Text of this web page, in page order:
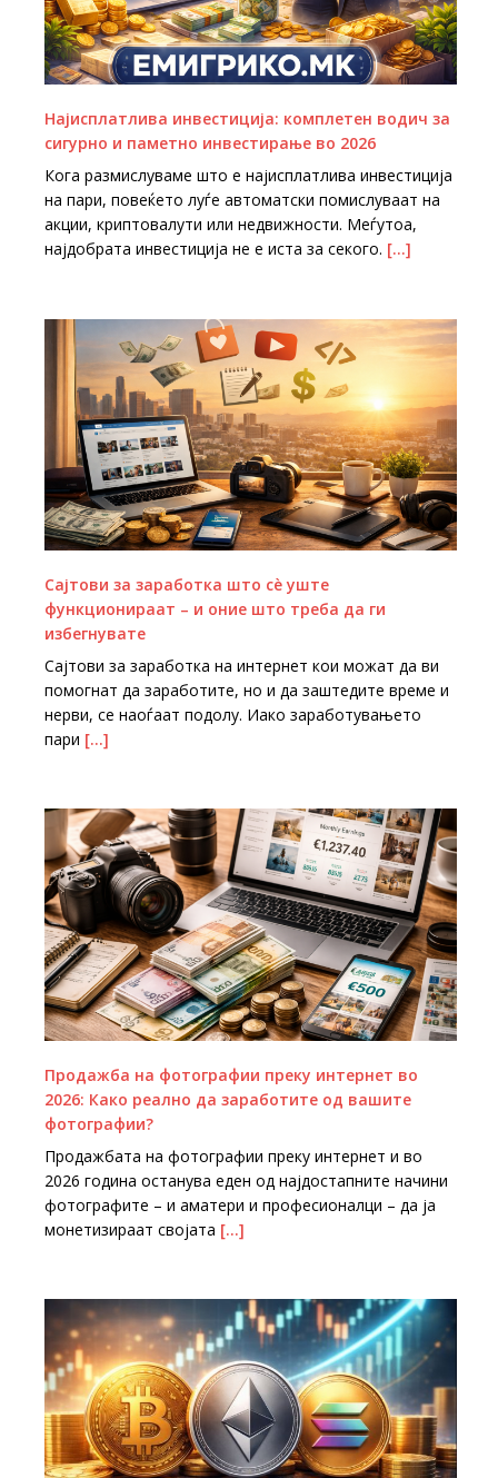
Најисплатлива инвестиција: комплетен водич за
сигурно и паметно инвестирање во 2026
Кога размислуваме што е најисплатлива инвестиција
на пари, повеќето луѓе автоматски помислуваат на
акции, криптовалути или недвижности. Меѓутоа,
најдобрата инвестиција не е иста за секого. […]
Сајтови за заработка што сè уште
функционираат – и оние што треба да ги
избегнувате
Сајтови за заработка на интернет кои можат да ви
помогнат да заработите, но и да заштедите време и
нерви, се наоѓаат подолу. Иако заработувањето
пари […]
Продажба на фотографии преку интернет во
2026: Како реално да заработите од вашите
фотографии?
Продажбата на фотографии преку интернет и во
2026 година останува еден од најдостапните начини
фотографите – и аматери и професионалци – да ја
монетизираат својата […]